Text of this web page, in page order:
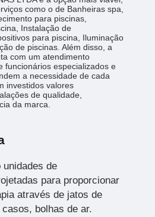
como o de Banheiras spa,
para piscinas,
Instalação de
para piscina, Iluminação
de piscinas. Além disso, a
com um atendimento
funcionários especializados e
a necessidade de cada
investidos valores
de qualidade,
da marca.
unidades de
para proporcionar
através de jatos de
bolhas de ar.